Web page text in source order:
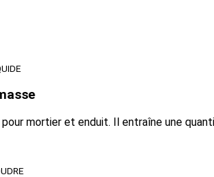
mortier et enduit. Il entraîne une